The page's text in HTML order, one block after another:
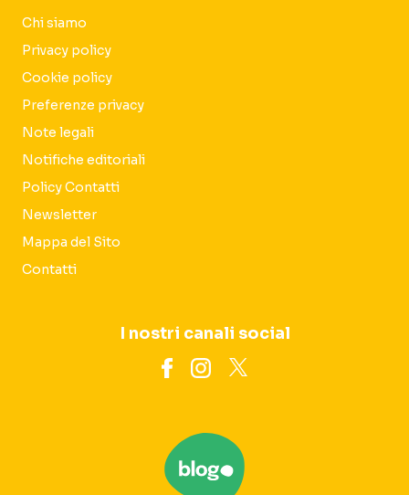
Chi siamo
Privacy policy
Cookie policy
Preferenze privacy
Note legali
Notifiche editoriali
Policy Contatti
Newsletter
Mappa del Sito
Contatti
I nostri canali social